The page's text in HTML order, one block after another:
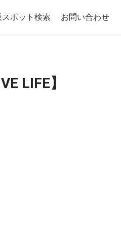
スポット検索 お問い合わせ
LIFE】